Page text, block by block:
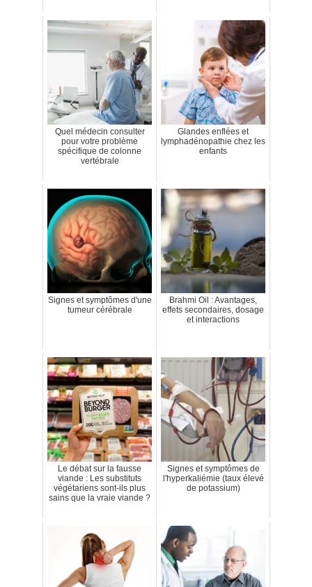
Quel médecin consulter
pour votre problème
spécifique de colonne
vertébrale
Glandes enflées et
lymphadénopathie chez les
enfants
Signes et symptômes d'une
tumeur cérébrale
Brahmi Oil : Avantages,
effets secondaires, dosage
et interactions
Le débat sur la fausse
viande : Les substituts
végétariens sont-ils plus
sains que la vraie viande ?
Signes et symptômes de
l'hyperkaliémie (taux élevé
de potassium)